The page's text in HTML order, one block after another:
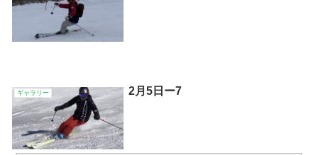
ギャラリー 2月5日ー7